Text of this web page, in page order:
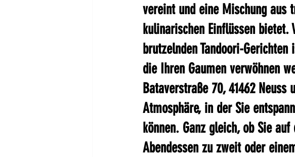
vereint und eine Mischung aus
kulinarischen Einflüssen bietet.
brutzelnden Tandoori-
die Ihren Gaumen verwöhnen
Bataverstraße 70, 41462
Atmosphäre, in der Sie
können. Ganz gleich, ob Sie
Abendessen zu zweit oder